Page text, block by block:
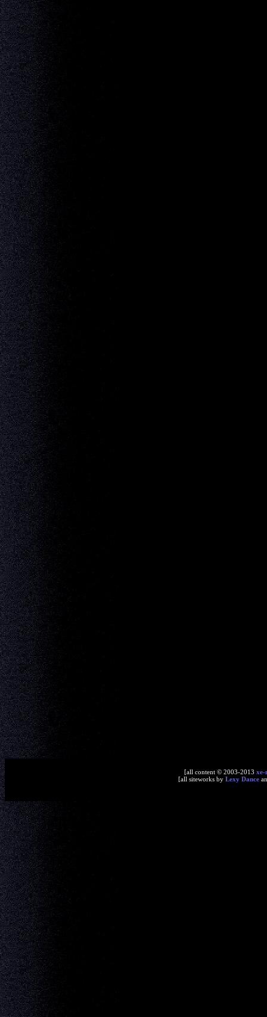
[all content © 2003-2013 xe-
[all siteworks by Lexy Dance